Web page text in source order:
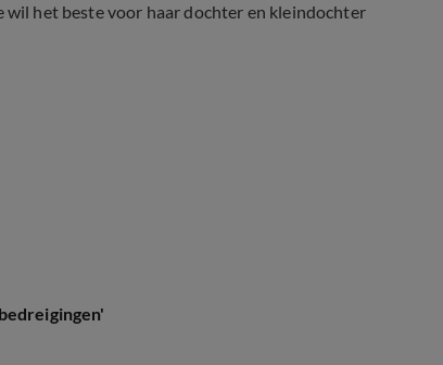
wil het beste voor haar dochter en kleindochter